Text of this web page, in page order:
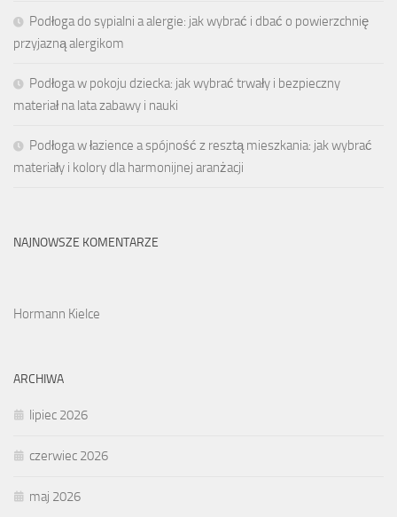
Podłoga do sypialni a alergie: jak wybrać i dbać o powierzchnię
przyjazną alergikom
Podłoga w pokoju dziecka: jak wybrać trwały i bezpieczny
materiał na lata zabawy i nauki
Podłoga w łazience a spójność z resztą mieszkania: jak wybrać
materiały i kolory dla harmonijnej aranżacji
NAJNOWSZE KOMENTARZE
Hormann Kielce
ARCHIWA
lipiec 2026
czerwiec 2026
maj 2026